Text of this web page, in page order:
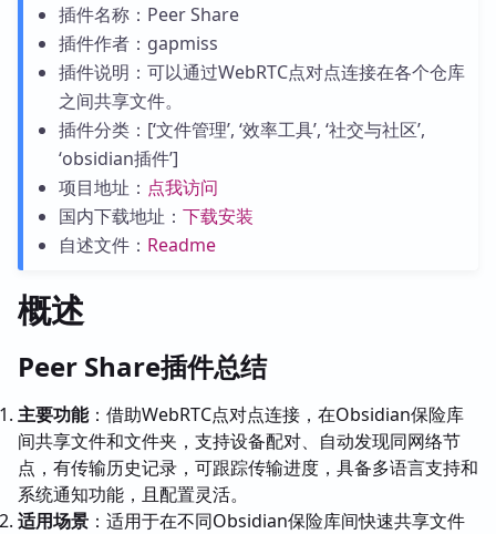
插件名称：Peer Share
插件作者：gapmiss
插件说明：可以通过WebRTC点对点连接在各个仓库
之间共享文件。
插件分类：[‘文件管理’, ‘效率工具’, ‘社交与社区’,
‘obsidian插件’]
项目地址： 点我访问
国内下载地址： 下载安装
自述文件： Readme
概述
Peer Share插件总结
主要功能：借助WebRTC点对点连接，在Obsidian保险库
间共享文件和文件夹，支持设备配对、自动发现同网络节
点，有传输历史记录，可跟踪传输进度，具备多语言支持和
系统通知功能，且配置灵活。
适用场景 ：适用于在不同Obsidian保险库间快速共享文件